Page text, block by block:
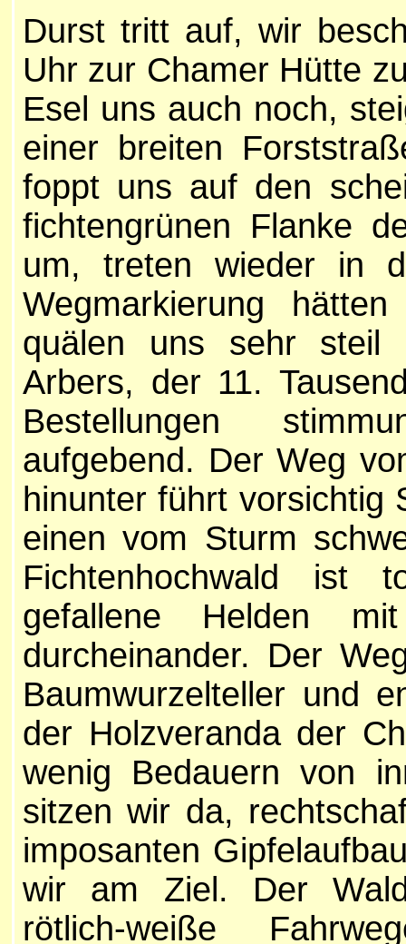
Durst tritt auf, wir
Uhr zur Chamer Hütte
Esel uns auch noch,
einer breiten
foppt uns auf den
fichtengrünen Flanke
um, treten wieder in
Wegmarkierung
quälen uns sehr steil
Arbers, der 11.
Bestellungen
aufgebend. Der Weg
hinunter führt vorsichtig
einen vom Sturm
Fichtenhochwald ist
gefallene Helden
durcheinander. Der
Baumwurzelteller und
der Holzveranda der
wenig Bedauern von
sitzen wir da,
imposanten
wir am Ziel. Der
rötlich-weiße